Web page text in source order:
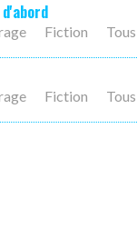
Fiction
Fiction